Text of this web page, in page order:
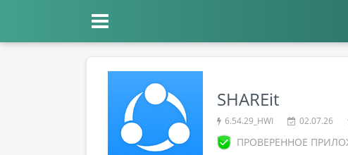
SHAREit
6.54.29_HWI 02.07.26
ПРОВЕРЕННОЕ